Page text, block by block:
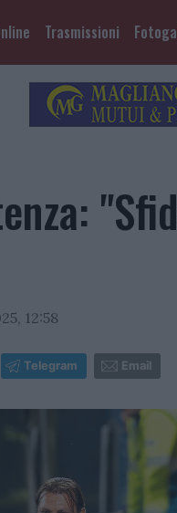
Trasmissioni
12:58
Telegram Email